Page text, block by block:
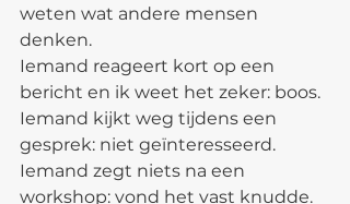
weten wat andere mensen
denken.
Iemand reageert kort op een
bericht en ik weet het zeker: boos.
Iemand kijkt weg tijdens een
gesprek: niet geïnteresseerd.
Iemand zegt niets na een
workshop: vond het vast knudde.